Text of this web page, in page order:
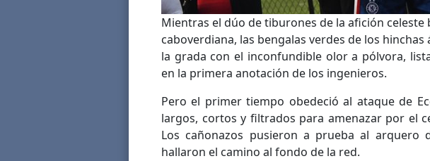
Mientras el dúo de tiburones de la afición
caboverdiana, las bengalas verdes de los
la grada con el inconfundible olor a pólvora,
en la primera anotación de los ingenieros.
Pero el primer tiempo obedeció al ataque de
largos, cortos y filtrados para amenazar por el
Los cañonazos pusieron a prueba al arquero
hallaron el camino al fondo de la red.